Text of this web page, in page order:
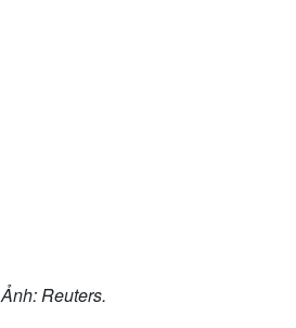
Ảnh: Reuters.